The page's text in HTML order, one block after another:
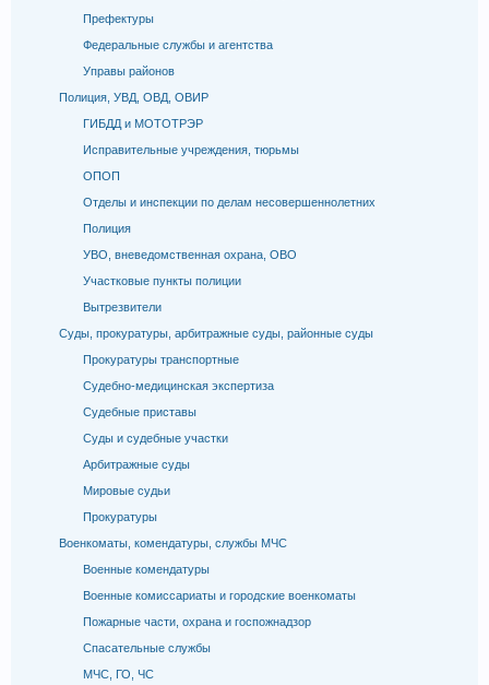
Префектуры
Федеральные службы и агентства
Управы районов
Полиция, УВД, ОВД, ОВИР
ГИБДД и МОТОТРЭР
Исправительные учреждения, тюрьмы
ОПОП
Отделы и инспекции по делам несовершеннолетних
Полиция
УВО, вневедомственная охрана, ОВО
Участковые пункты полиции
Вытрезвители
Суды, прокуратуры, арбитражные суды, районные суды
Прокуратуры транспортные
Судебно-медицинская экспертиза
Судебные приставы
Суды и судебные участки
Арбитражные суды
Мировые судьи
Прокуратуры
Военкоматы, комендатуры, службы МЧС
Военные комендатуры
Военные комиссариаты и городские военкоматы
Пожарные части, охрана и госпожнадзор
Спасательные службы
МЧС, ГО, ЧС